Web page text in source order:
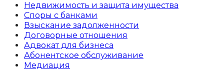
Недвижимость и защита имущества
Споры с банками
Взыскание задолженности
Договорные отношения
Адвокат для бизнеса
Абoнентское обслуживание
Медиация